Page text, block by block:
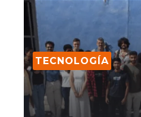
TECNOLOGÍA